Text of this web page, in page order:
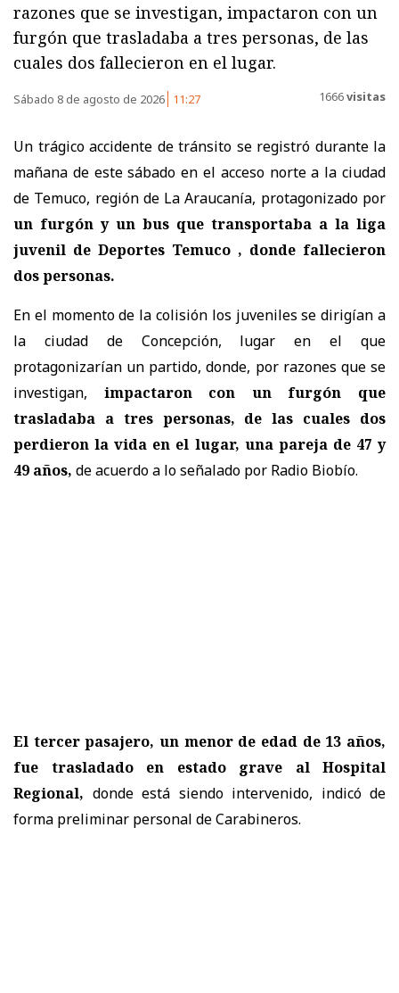
razones que se investigan, impactaron con un
furgón que trasladaba a tres personas, de las
cuales dos fallecieron en el lugar.
Sábado 8 de agosto de 2026 11:27 1666visitas
Un trágico accidente de tránsito se registró durante la
mañana de este sábado en el acceso norte a la ciudad
de Temuco, región de La Araucanía, protagonizado por
un furgón y un bus que transportaba a la liga
juvenil de Deportes Temuco , donde fallecieron
dos personas.
En el momento de la colisión los juveniles se dirigían a
la ciudad de Concepción, lugar en el que
protagonizarían un partido, donde, por razones que se
investigan, impactaron con un furgón que
trasladaba a tres personas, de las cuales dos
perdieron la vida en el lugar, una pareja de47 y
49 años, de acuerdo a lo señalado por Radio Biobío.
El tercer pasajero, un menor de edad de 13 años,
fue trasladado en estado grave al Hospital
Regional, donde está siendo intervenido, indicó de
forma preliminar personal de Carabineros.